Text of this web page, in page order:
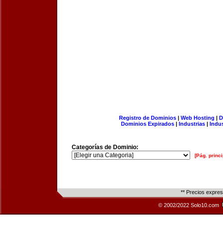
Registro de Dominios| Web Hosting |
Dominios Expirados | Industrias |
Categorías de Dominio:
[Pág.
** Precios
© 2002/2022 Solo10.com